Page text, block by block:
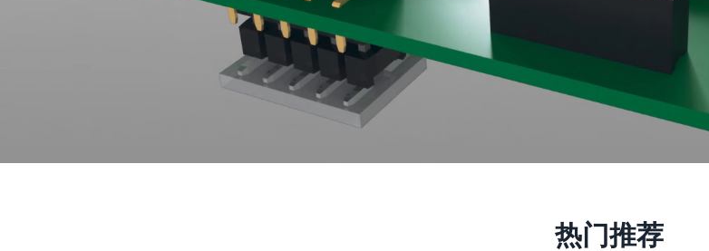
热门推荐